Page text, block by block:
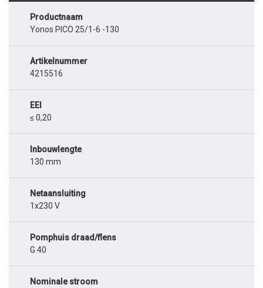
Productnaam
Yonos PICO 25/1-6 -130
Artikelnummer
4215516
EEI
≤ 0,20
Inbouwlengte
130 mm
Netaansluiting
1x230 V
Pomphuis draad/flens
G 40
Nominale stroom